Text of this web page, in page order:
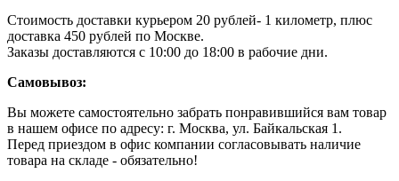
Стоимость доставки курьером 20 рублей- 1 километр, плюс
доставка 450 рублей по Москве.
Заказы доставляются с 10:00 до 18:00 в рабочие дни.
Самовывоз:
Вы можете самостоятельно забрать понравившийся вам товар
в нашем офисе по адресу: г. Москва, ул. Байкальская 1.
Перед приездом в офис компании согласовывать наличие
товара на складе - обязательно!